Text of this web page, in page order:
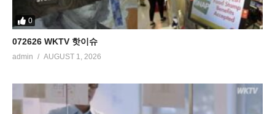
0
072626 WKTV 핫이슈
admin AUGUST 1, 2026